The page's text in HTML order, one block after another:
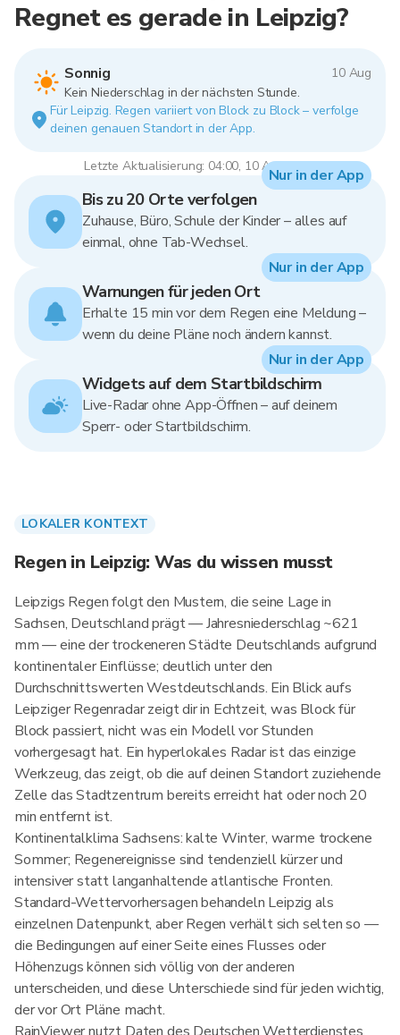
Regnet es gerade in Leipzig?
Sonnig
10 Aug
Kein Niederschlag in der nächsten Stunde.
Für Leipzig. Regen variiert von Block zu Block – verfolge
deinen genauen Standort in der App.
Letzte Aktualisierung: 04:00, 10 Aug 2026
Bis zu 20 Orte verfolgen
Zuhause, Büro, Schule der Kinder – alles auf
einmal, ohne Tab-Wechsel.
Nur in der App
Warnungen für jeden Ort
Erhalte 15 min vor dem Regen eine Meldung –
wenn du deine Pläne noch ändern kannst.
Nur in der App
Widgets auf dem Startbildschirm
Live-Radar ohne App-Öffnen – auf deinem
Sperr- oder Startbildschirm.
Nur in der App
LOKALER KONTEXT
Regen in Leipzig: Was du wissen musst
Leipzigs Regen folgt den Mustern, die seine Lage in
Sachsen, Deutschland prägt — Jahresniederschlag ~621
mm — eine der trockeneren Städte Deutschlands aufgrund
kontinentaler Einflüsse; deutlich unter den
Durchschnittswerten Westdeutschlands. Ein Blick aufs
Leipziger Regenradar zeigt dir in Echtzeit, was Block für
Block passiert, nicht was ein Modell vor Stunden
vorhergesagt hat. Ein hyperlokales Radar ist das einzige
Werkzeug, das zeigt, ob die auf deinen Standort zuziehende
Zelle das Stadtzentrum bereits erreicht hat oder noch 20
min entfernt ist.
Kontinentalklima Sachsens: kalte Winter, warme trockene
Sommer; Regenereignisse sind tendenziell kürzer und
intensiver statt langanhaltende atlantische Fronten.
Standard-Wettervorhersagen behandeln Leipzig als
einzelnen Datenpunkt, aber Regen verhält sich selten so —
die Bedingungen auf einer Seite eines Flusses oder
Höhenzugs können sich völlig von der anderen
unterscheiden, und diese Unterschiede sind für jeden wichtig,
der vor Ort Pläne macht.